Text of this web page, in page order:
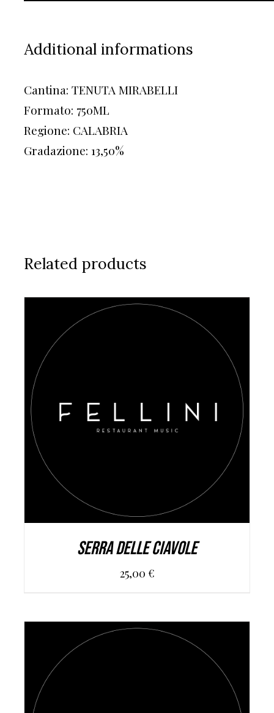
Additional informations
Cantina: TENUTA MIRABELLI
Formato: 750ML
Regione: CALABRIA
Gradazione: 13,50%
Related products
AGGIUNGI AL CARRELLO DETAILS
SERRA DELLE CIAVOLE
25,00 €